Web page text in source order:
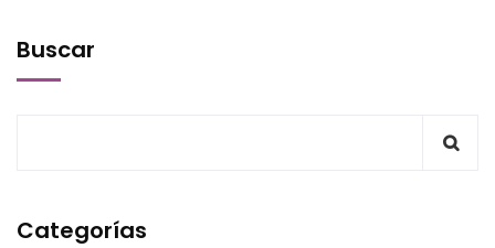
Buscar
Categorías